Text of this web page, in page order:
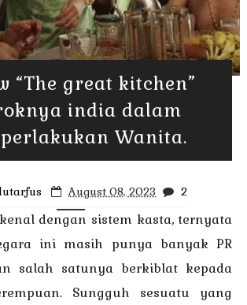
“The great kitchen”
india dalam
Wanita.
August 08, 2023 2
dengan sistem kasta, ternyata
ini masih punya banyak PR
salah satunya berkiblat kepada
Sungguh sesuatu yang